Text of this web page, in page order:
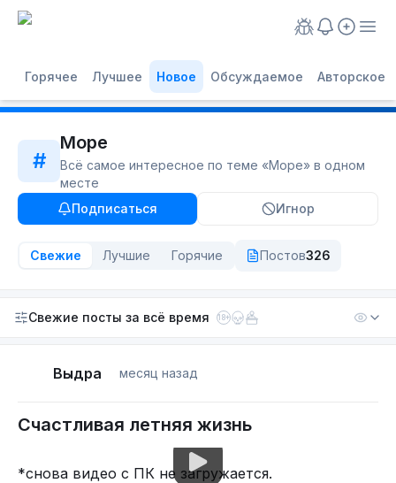
Горячее Лучшее Новое Обсуждаемое Авторское
#
Море
Всё самое интересное по теме «Море» в одном
месте
Подписаться
Игнор
Свежие Лучшие Горячие Постов326
Свежие посты за всё время 18+
Выдра месяц назад
Счастливая летняя жизнь
*снова видео с ПК не загружается.